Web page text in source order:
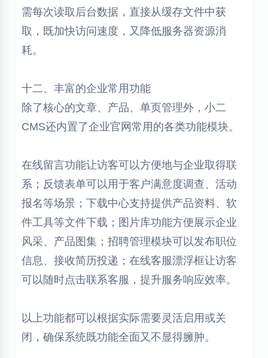
需每次读取后台数据，直接从缓存文件中获
取，既加快访问速度，又降低服务器资源消
耗。
十二、丰富的企业常用功能
除了核心的文章、产品、单页管理外，小二
CMS还内置了企业官网常用的各类功能模块。
在线留言功能让访客可以方便地与企业取得联
系；反馈表单可以用于客户满意度调查、活动
报名等场景；下载中心支持提供产品资料、软
件工具等文件下载；图片库功能方便展示企业
风采、产品图集；招聘管理模块可以发布职位
信息、接收简历投递；在线客服漂浮框让访客
可以随时点击联系客服，提升服务响应效率。
以上功能都可以根据实际需要灵活启用或关
闭，确保系统既功能全面又不显得臃肿。